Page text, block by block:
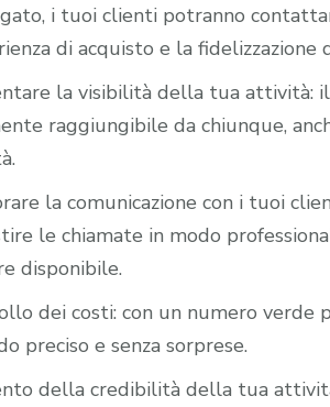
i tuoi clienti potranno
di acquisto e la fidelizzazione
la visibilità della tua attività:
raggiungibile da chiunque,
la comunicazione con i tuoi
le chiamate in modo
disponibile.
dei costi: con un numero
preciso e senza sorprese.
della credibilità della tua